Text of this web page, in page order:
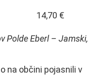
14,70 €
Polde Eberl – Jamski,
na občini pojasnili v